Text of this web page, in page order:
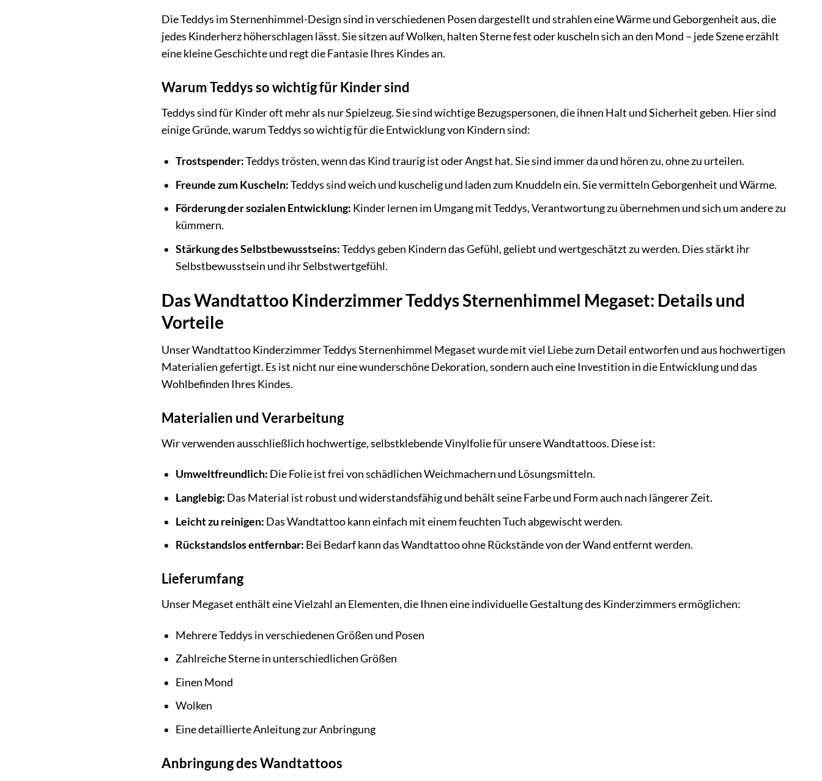
Die Teddys im Sternenhimmel-Design sind in verschiedenen Posen dargestellt und strahlen eine Wärme und Geborgenheit aus, die
jedes Kinderherz höherschlagen lässt. Sie sitzen auf Wolken, halten Sterne fest oder kuscheln sich an den Mond – jede Szene erzählt
eine kleine Geschichte und regt die Fantasie Ihres Kindes an.
Warum Teddys so wichtig für Kinder sind
Teddys sind für Kinder oft mehr als nur Spielzeug. Sie sind wichtige Bezugspersonen, die ihnen Halt und Sicherheit geben. Hier sind
einige Gründe, warum Teddys so wichtig für die Entwicklung von Kindern sind:
Trostspender:Teddys trösten, wenn das Kind traurig ist oder Angst hat. Sie sind immer da und hören zu, ohne zu urteilen.
Freunde zum Kuscheln:Teddys sind weich und kuschelig und laden zum Knuddeln ein. Sie vermitteln Geborgenheit und Wärme.
Förderung der sozialen Entwicklung: Kinder lernen im Umgang mit Teddys, Verantwortung zu übernehmen und sich um andere zu
kümmern.
Stärkung des Selbstbewusstseins:Teddys geben Kindern das Gefühl, geliebt und wertgeschätzt zu werden. Dies stärkt ihr
Selbstbewusstsein und ihr Selbstwertgefühl.
Das Wandtattoo Kinderzimmer Teddys Sternenhimmel Megaset: Details und
Vorteile
Unser Wandtattoo Kinderzimmer Teddys Sternenhimmel Megaset wurde mit viel Liebe zum Detail entworfen und aus hochwertigen
Materialien gefertigt. Es ist nicht nur eine wunderschöne Dekoration, sondern auch eine Investition in die Entwicklung und das
Wohlbefinden Ihres Kindes.
Materialien und Verarbeitung
Wir verwenden ausschließlich hochwertige, selbstklebende Vinylfolie für unsere Wandtattoos. Diese ist:
Umweltfreundlich: Die Folie ist frei von schädlichen Weichmachern und Lösungsmitteln.
Langlebig: Das Material ist robust und widerstandsfähig und behält seine Farbe und Form auch nach längerer Zeit.
Leicht zu reinigen: Das Wandtattoo kann einfach mit einem feuchten Tuch abgewischt werden.
Rückstandslos entfernbar: Bei Bedarf kann das Wandtattoo ohne Rückstände von der Wand entfernt werden.
Lieferumfang
Unser Megaset enthält eine Vielzahl an Elementen, die Ihnen eine individuelle Gestaltung des Kinderzimmers ermöglichen:
Mehrere Teddys in verschiedenen Größen und Posen
Zahlreiche Sterne in unterschiedlichen Größen
Einen Mond
Wolken
Eine detaillierte Anleitung zur Anbringung
Anbringung des Wandtattoos